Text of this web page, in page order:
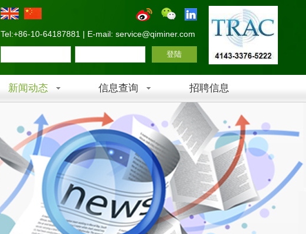
Tel:+86-10-64187881 | E-mail: service@qiminer.com
新闻动态 信息查询 招聘信息